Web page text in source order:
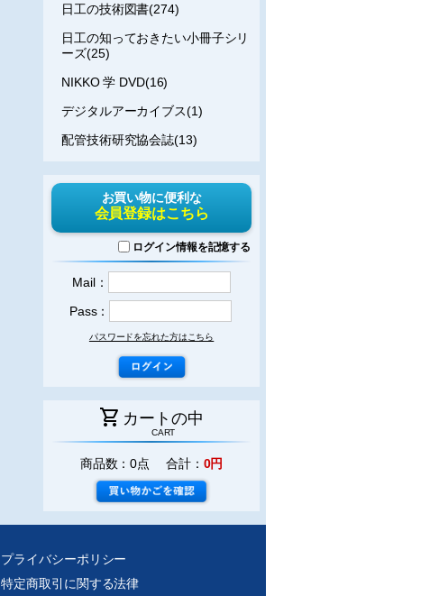
日工の技術図書(274)
日工の知っておきたい小冊子シリ
ーズ(25)
NIKKO 学 DVD(16)
デジタルアーカイブス(1)
配管技術研究協会誌(13)
お買い物に便利な
会員登録はこちら
ログイン情報を記憶する
Mail：
Pass：
パスワードを忘れた方はこちら
shopping_cart カートの中
CART
商品数：0点 合計： 0円
プライバシーポリシー
特定商取引に関する法律